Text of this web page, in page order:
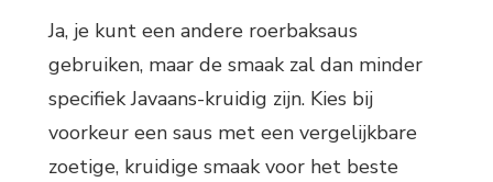
Ja, je kunt een andere roerbaksaus
gebruiken, maar de smaak zal dan minder
specifiek Javaans-kruidig zijn. Kies bij
voorkeur een saus met een vergelijkbare
zoetige, kruidige smaak voor het beste